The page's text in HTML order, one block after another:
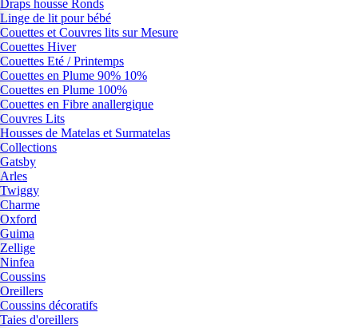
Draps housse Ronds
Linge de lit pour bébé
Couettes et Couvres lits sur Mesure
Couettes Hiver
Couettes Eté / Printemps
Couettes en Plume 90% 10%
Couettes en Plume 100%
Couettes en Fibre anallergique
Couvres Lits
Housses de Matelas et Surmatelas
Collections
Gatsby
Arles
Twiggy
Charme
Oxford
Guima
Zellige
Ninfea
Coussins
Oreillers
Coussins décoratifs
Taies d'oreillers